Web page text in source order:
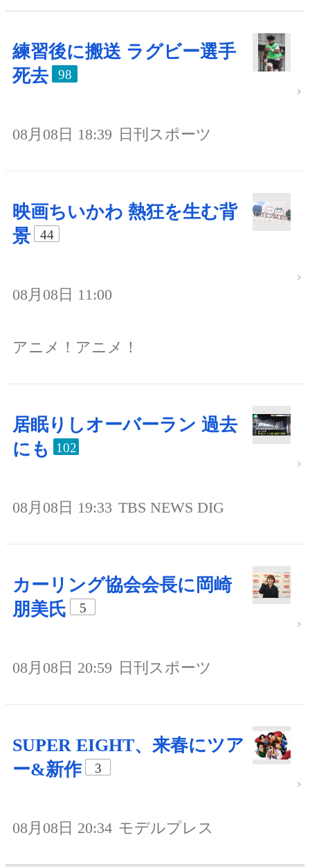
練習後に搬送 ラグビー選手
死去
98
08月08日 18:39 日刊スポーツ
映画ちいかわ 熱狂を生む背
景
44
08月08日 11:00
アニメ！アニメ！
居眠りしオーバーラン 過去
にも
102
08月08日 19:33 TBS NEWS DIG
カーリング協会会長に岡崎
朋美氏
5
08月08日 20:59 日刊スポーツ
SUPER EIGHT、来春にツア
ー&新作
3
08月08日 20:34 モデルプレス